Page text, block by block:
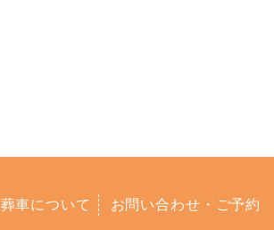
車について お問い合わせ・ご予約